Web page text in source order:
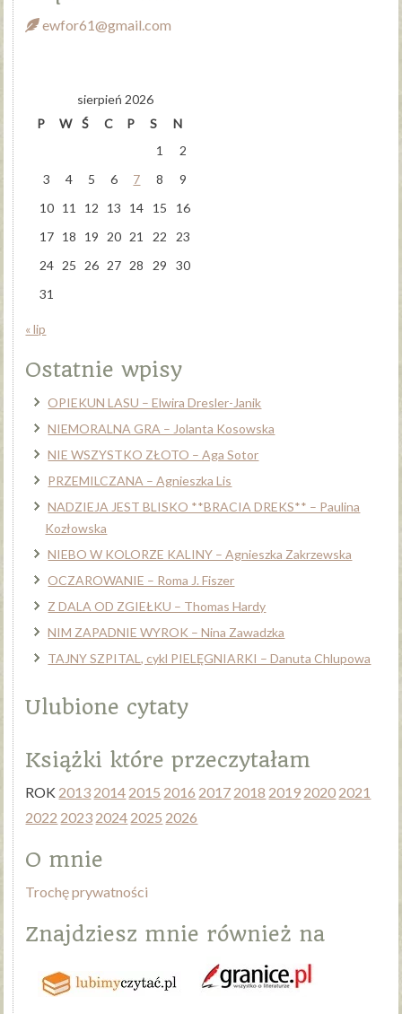
ewfor61@gmail.com
sierpień 2026
P
W Ś C P S
N
1
2
3
4 5 6 7 8
9
10 11 12 13 14 15
16
17 18 19 20 21 22
23
24 25 26 27 28 29
30
31
« lip
Ostatnie wpisy
OPIEKUN LASU – Elwira Dresler-Janik
NIEMORALNA GRA – Jolanta Kosowska
NIE WSZYSTKO ZŁOTO – Aga Sotor
PRZEMILCZANA – Agnieszka Lis
NADZIEJA JEST BLISKO **BRACIA DREKS** – Paulina
Kozłowska
NIEBO W KOLORZE KALINY – Agnieszka Zakrzewska
OCZAROWANIE – Roma J. Fiszer
Z DALA OD ZGIEŁKU – Thomas Hardy
NIM ZAPADNIE WYROK – Nina Zawadzka
TAJNY SZPITAL, cykl PIELĘGNIARKI – Danuta Chlupowa
Ulubione cytaty
Książki które przeczytałam
ROK 2013 2014 2015 2016 2017 2018 2019 2020 2021
2022 2023 2024 2025 2026
O mnie
Trochę prywatności
Znajdziesz mnie również na